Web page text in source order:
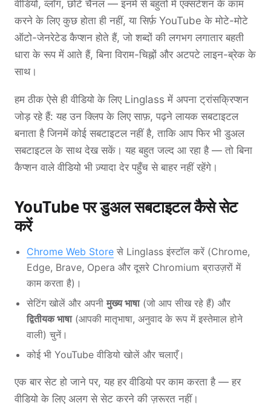
वीडियो, व्लॉग, छोटे चैनल — इनमें से बहुतों में एक्सटेंशन के काम
करने के लिए कुछ होता ही नहीं, या सिर्फ़ YouTube के मोटे-मोटे
ऑटो-जेनरेटेड कैप्शन होते हैं, जो शब्दों की लगभग लगातार बहती
धारा के रूप में आते हैं, बिना विराम-चिह्नों और अटपटे लाइन-ब्रेक के
साथ।
हम ठीक ऐसे ही वीडियो के लिए Linglass में अपना ट्रांसक्रिप्शन
जोड़ रहे हैं: यह उन क्लिप के लिए साफ़, पढ़ने लायक सबटाइटल
बनाता है जिनमें कोई सबटाइटल नहीं है, ताकि आप फिर भी डुअल
सबटाइटल के साथ देख सकें। यह बहुत जल्द आ रहा है — तो बिना
कैप्शन वाले वीडियो भी ज़्यादा देर पहुँच से बाहर नहीं रहेंगे।
YouTube पर डुअल सबटाइटल कैसे सेट
करें
Chrome Web Store से Linglass इंस्टॉल करें (Chrome,
Edge, Brave, Opera और दूसरे Chromium ब्राउज़रों में
काम करता है)।
सेटिंग खोलें और अपनीमुख्य भाषा(जो आप सीख रहे हैं) और
द्वितीयक भाषा(आपकी मातृभाषा, अनुवाद के रूप में इस्तेमाल होने
वाली) चुनें।
कोई भी YouTube वीडियो खोलें और चलाएँ।
एक बार सेट हो जाने पर, यह हर वीडियो पर काम करता है — हर
वीडियो के लिए अलग से सेट करने की ज़रूरत नहीं।